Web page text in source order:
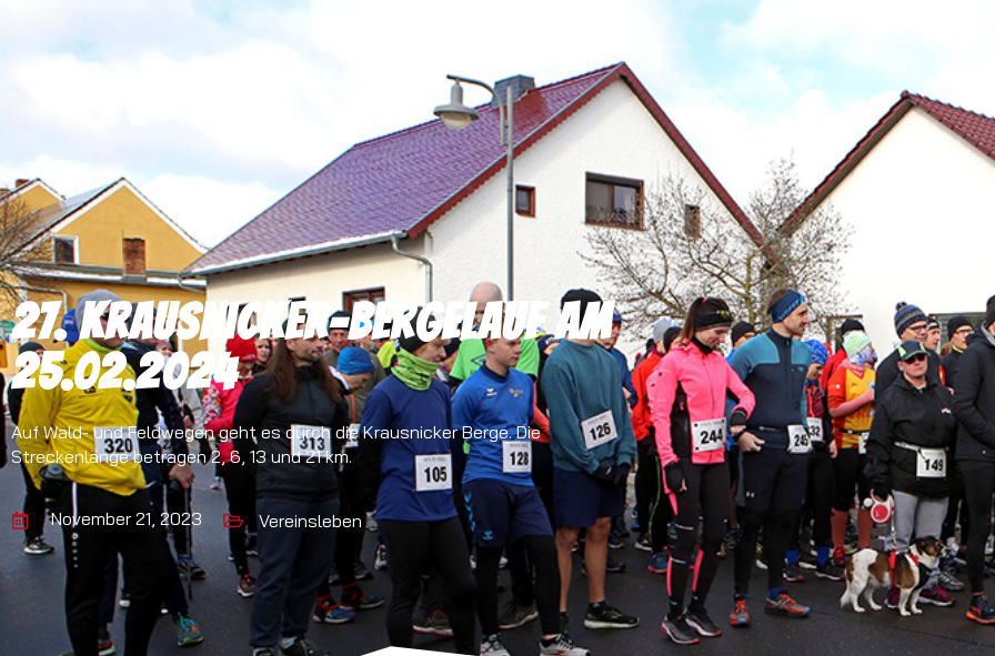
27. Krausnicker-Bergelauf am
25.02.2024
Auf Wald- und Feldwegen geht es durch die Krausnicker Berge. Die
Streckenlänge betragen 2, 6, 13 und 21 km.
November 21, 2023 Vereinsleben